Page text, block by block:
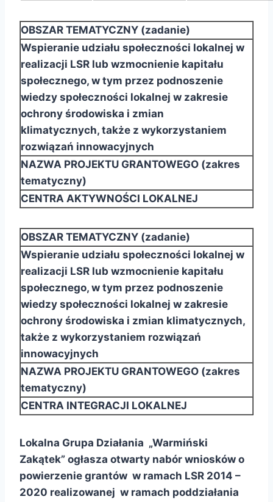
OBSZAR TEMATYCZNY (zadanie)
Wspieranie udziału społeczności lokalnej w
realizacji LSR lub wzmocnienie kapitału
społecznego, w tym przez podnoszenie
wiedzy społeczności lokalnej w zakresie
ochrony środowiska i zmian
klimatycznych, także z wykorzystaniem
rozwiązań innowacyjnych
NAZWA PROJEKTU GRANTOWEGO (zakres
tematyczny)
CENTRA AKTYWNOŚCI LOKALNEJ
OBSZAR TEMATYCZNY (zadanie)
Wspieranie udziału społeczności lokalnej w
realizacji LSR lub wzmocnienie kapitału
społecznego, w tym przez podnoszenie
wiedzy społeczności lokalnej w zakresie
ochrony środowiska i zmian klimatycznych,
także z wykorzystaniem rozwiązań
innowacyjnych
NAZWA PROJEKTU GRANTOWEGO (zakres
tematyczny)
CENTRA INTEGRACJI LOKALNEJ
Lokalna Grupa Działania „Warmiński
Zakątek” ogłasza otwarty nabór wniosków o
powierzenie grantów w ramach LSR 2014 –
2020 realizowanej w ramach poddziałania